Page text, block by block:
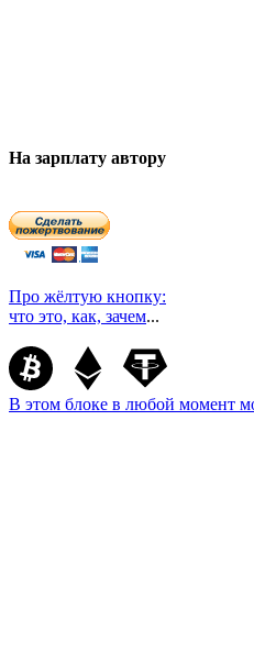
На зарплату автору
Про жёлтую кнопку:
что это, как, зачем...
В этом блоке в любой момент